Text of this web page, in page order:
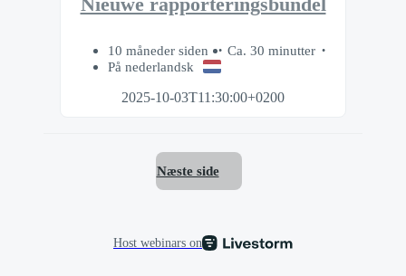
Nieuwe rapporteringsbundel
10 måneder siden
Ca. 30 minutter
På nederlandsk
2025-10-03T11:30:00+0200
Næste side
Host webinars on